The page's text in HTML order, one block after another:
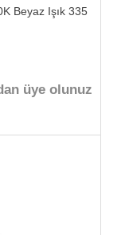
Beyaz Işık 335
üye olunuz